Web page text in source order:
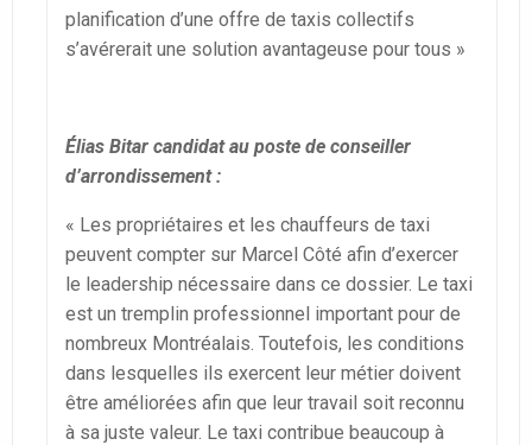
planification d’une offre de taxis collectifs
s’avérerait une solution avantageuse pour tous »
Élias Bitar candidat au poste de conseiller
d’arrondissement :
« Les propriétaires et les chauffeurs de taxi
peuvent compter sur Marcel Côté afin d’exercer
le leadership nécessaire dans ce dossier. Le taxi
est un tremplin professionnel important pour de
nombreux Montréalais. Toutefois, les conditions
dans lesquelles ils exercent leur métier doivent
être améliorées afin que leur travail soit reconnu
à sa juste valeur. Le taxi contribue beaucoup à